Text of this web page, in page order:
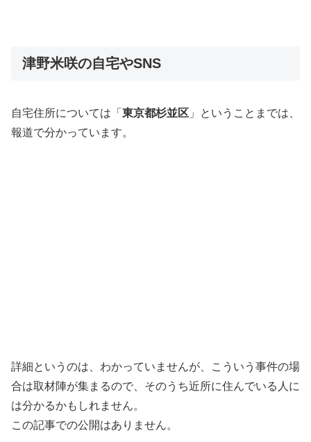
津野米咲の自宅やSNS
自宅住所については「 東京都杉並区 」ということまでは、
報道で分かっています。
詳細というのは、わかっていませんが、こういう事件の場
合は取材陣が集まるので、そのうち近所に住んでいる人に
は分かるかもしれません。
この記事での公開はありません。